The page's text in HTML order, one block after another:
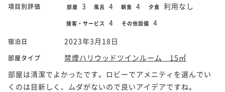
項目別評価 部屋 3 風呂 4 朝食 4 夕食 利用なし
接客・サービス 4 その他設備 4
宿泊日 2023年3月18日
部屋タイプ
禁煙ハリウッドツインルーム 15㎡
部屋は清潔でよかったです。ロビーでアメニティを選んでい
くのは目新しく、ムダがないので良いアイデアですね。